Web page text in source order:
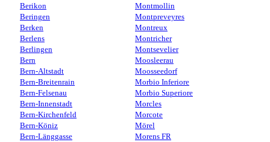
Berikon
Beringen
Berken
Berlens
Berlingen
Bern
Bern-Altstadt
Bern-Breitenrain
Bern-Felsenau
Bern-Innenstadt
Bern-Kirchenfeld
Bern-Köniz
Bern-Länggasse
Montmollin
Montpreveyres
Montreux
Montricher
Montsevelier
Moosleerau
Moosseedorf
Morbio Inferiore
Morbio Superiore
Morcles
Morcote
Mörel
Morens FR